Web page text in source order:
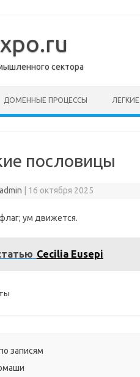
сектора
ДОМЕННЫЕ ПРОЦЕССЫ
пословицы
16 октября 2025
ум движется.
Cecilia Eusepi
записям